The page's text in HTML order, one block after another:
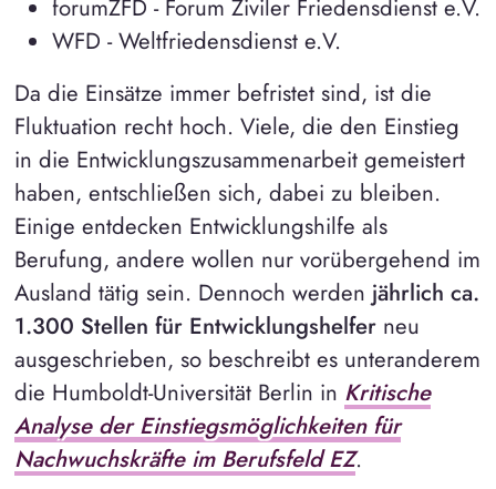
forumZFD - Forum Ziviler Friedensdienst e.V.
WFD - Weltfriedensdienst e.V.
Da die Einsätze immer befristet sind, ist die
Fluktuation recht hoch. Viele, die den Einstieg
in die Entwicklungszusammenarbeit gemeistert
haben, entschließen sich, dabei zu bleiben.
Einige entdecken Entwicklungshilfe als
Berufung, andere wollen nur vorübergehend im
Ausland tätig sein. Dennoch werden jährlich ca.
1.300 Stellen für Entwicklungshelferneu
ausgeschrieben, so beschreibt es unteranderem
die Humboldt-Universität Berlin in Kritische
Analyse der Einstiegsmöglichkeiten für
Nachwuchskräfte im Berufsfeld EZ.